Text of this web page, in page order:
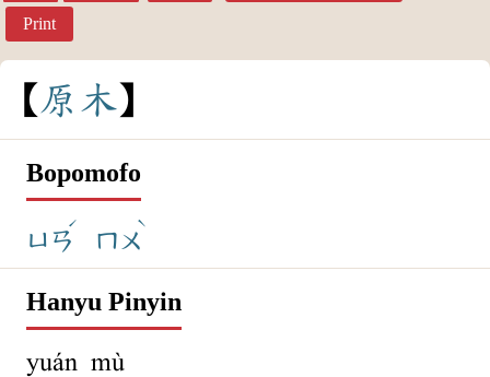
Print
原 木
Bopomofo
ㄩㄢ
ˊ
ㄇㄨ
ˋ
Hanyu Pinyin
yuán mù